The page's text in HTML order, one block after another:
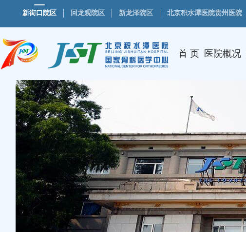
新街口院区 回龙观院区 新龙泽院区 北京积水潭医院贵州医院
首 页 医院概况